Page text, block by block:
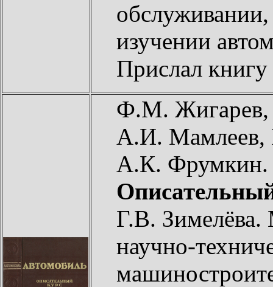
изучении
Прислал книгу
Ф.М. Жигарев,
А.И. Мамлеев,
А.К.
Г.В. Зимелёва.
научно-